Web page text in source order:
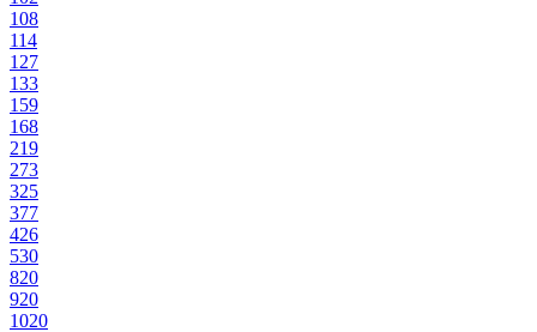
108
114
127
133
159
168
219
273
325
377
426
530
820
920
1020